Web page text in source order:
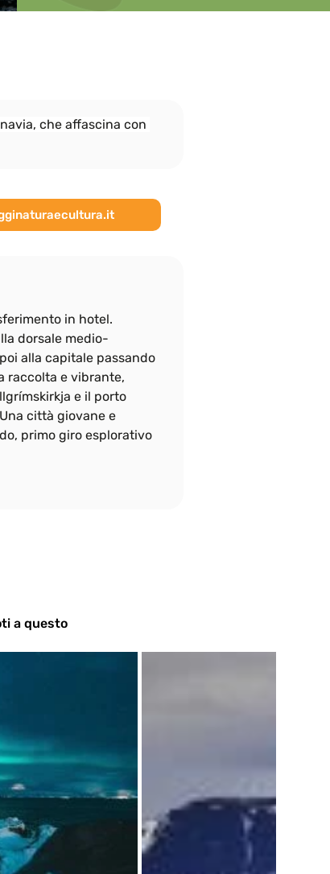
eccessivamente le attività.
che affascina con
in hotel.
dorsale medio-
alla capitale passando
raccolta e vibrante,
e il porto
città giovane e
primo giro esplorativo
a questo